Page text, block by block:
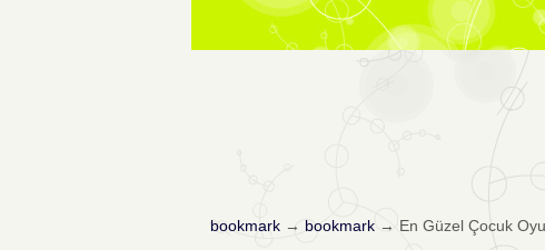
bookmark→ bookmark→ En Güzel Çocuk